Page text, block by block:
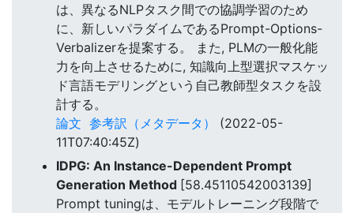
は、異なるNLPタスク間での協調学習のため
に、新しいパラダイムであるPrompt-Options-
Verbalizerを提案する。 また, PLMの一般化能
力を向上させるために, 知識向上型選択マスケッ
ド言語モデリングという自己教師型タスクを設
計する。
論文 参考訳（メタデータ）
(2022-05-
11T07:40:45Z)
IDPG: An Instance-Dependent Prompt
Generation Method [58.45110542003139]
Prompt tuningは、モデルトレーニング段階で